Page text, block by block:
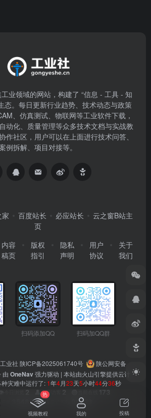
业领域的网站，构建了 “信息 - 工具 - 知
态。每日更新行业趋势、技术动态与政策
、仿真测试、物联网等工业软件下载，
动化、质量管理等众多技术文档与实战教
作社区，用户可以在上面进行技术问答、
例拆解、项目对接等。
百度站长 必应站长
云之窗B站主
页
内容
稿页
版权
指引
隐私
声明
用户
协议
关于
我们
扫码添加QQ 扫码加QQ群
工业社 陕ICP备2025061740号
陕公网安备
由 OneNav强力驱动 | 本站由火山引擎提供云计
灾难中运行了: 1年4月23天5小时44分36秒
👤今日访客
量 354833 👥 90913
视频教程
热
我的 投稿